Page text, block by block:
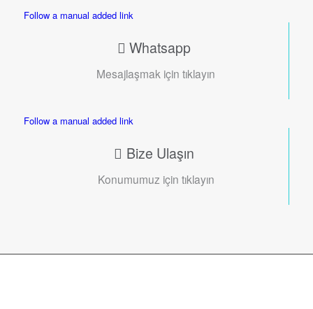
Follow a manual added link
Whatsapp
Mesajlaşmak için tıklayın
Follow a manual added link
Bize Ulaşın
Konumumuz için tıklayın